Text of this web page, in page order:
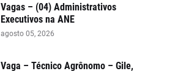
Vagas – (04) Administrativos
Executivos na ANE
agosto 05, 2026
Vaga – Técnico Agrônomo – Gile,